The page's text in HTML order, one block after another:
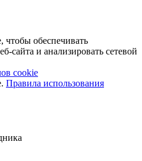
обеспечивать
сайта и анализировать сетевой
cookie
Правила использования